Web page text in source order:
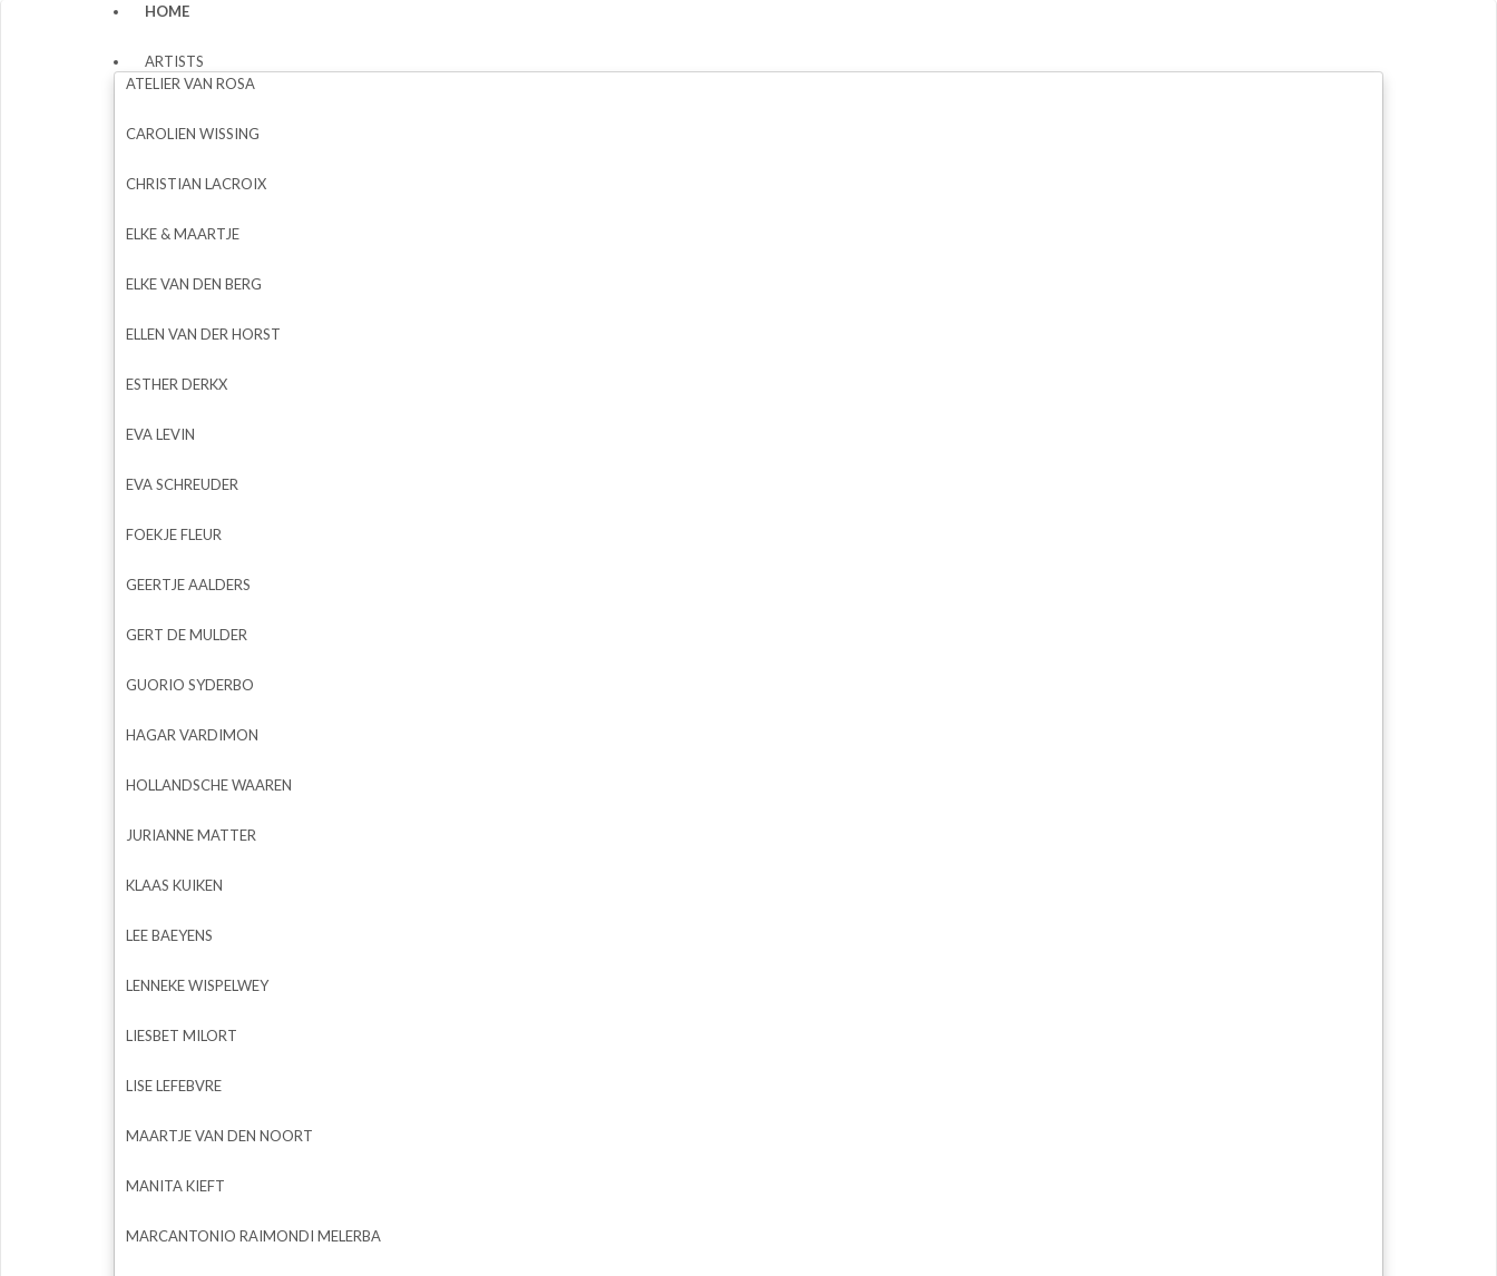
HOME
ARTISTS
ATELIER VAN ROSA
CAROLIEN WISSING
CHRISTIAN LACROIX
ELKE & MAARTJE
ELKE VAN DEN BERG
ELLEN VAN DER HORST
ESTHER DERKX
EVA LEVIN
EVA SCHREUDER
FOEKJE FLEUR
GEERTJE AALDERS
GERT DE MULDER
GUORIO SYDERBO
HAGAR VARDIMON
HOLLANDSCHE WAAREN
JURIANNE MATTER
KLAAS KUIKEN
LEE BAEYENS
LENNEKE WISPELWEY
LIESBET MILORT
LISE LEFEBVRE
MAARTJE VAN DEN NOORT
MANITA KIEFT
MARCANTONIO RAIMONDI MELERBA